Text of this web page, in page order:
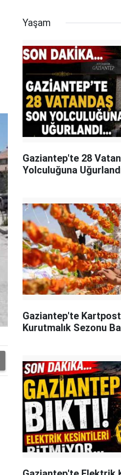
Yaşam
Gaziantep'te 28
Yolculuğuna
Gaziantep'te
Kurutmalık Sezonu